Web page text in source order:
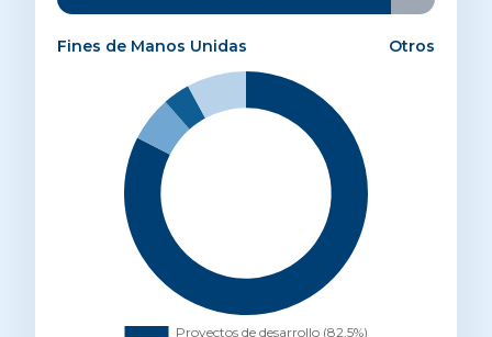
Fines de Manos Unidas Otros
Promoción y captación
3,6%
Administración y estructura